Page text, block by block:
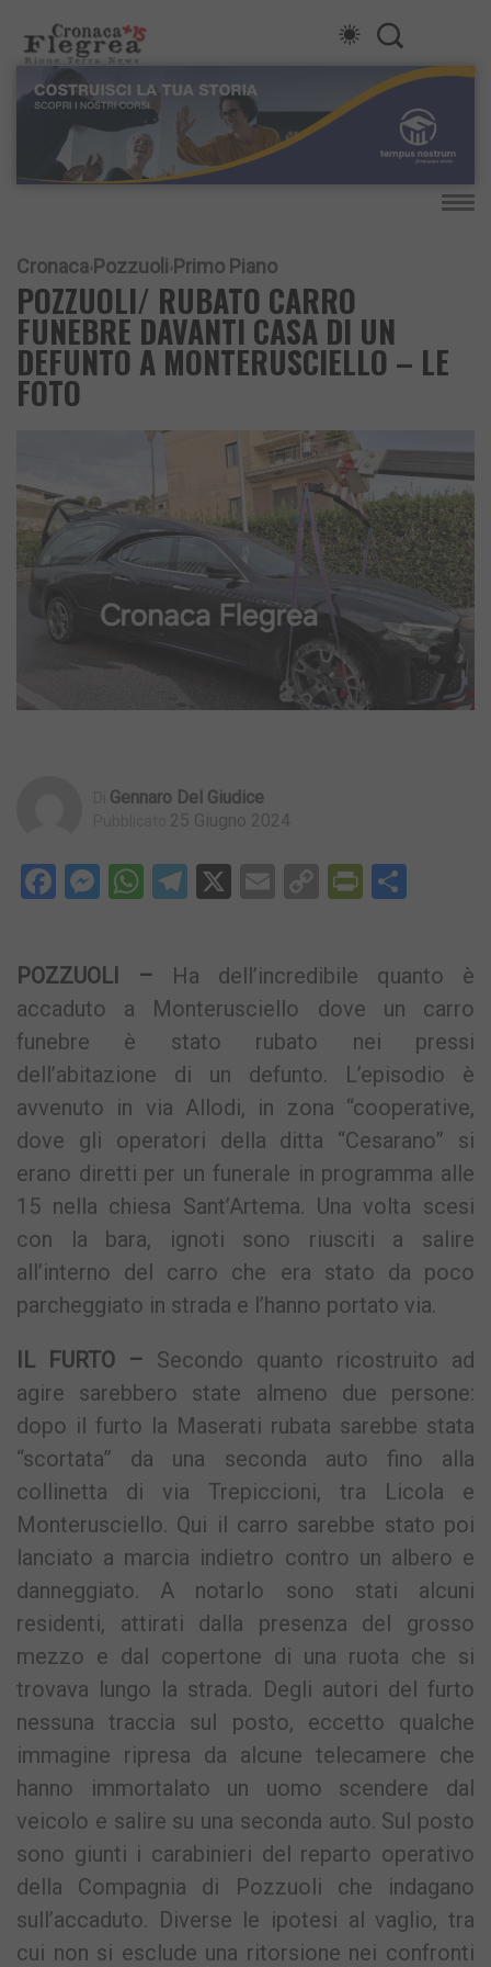
Cronaca Pozzuoli Primo Piano
POZZUOLI/ RUBATO CARRO
FUNEBRE DAVANTI CASA DI UN
DEFUNTO A MONTERUSCIELLO – LE
FOTO
Gennaro Del Giudice
25 Giugno 2024
Facebook
Messenger
WhatsApp
Telegram
X EmailCopy
POZZUOLI – Ha dell’incredibile quanto è
accaduto a Monterusciello dove un carro
funebre è stato rubato nei pressi
dell’abitazione di un defunto. L’episodio è
avvenuto in via Allodi, in zona “cooperative,
dove gli operatori della ditta “Cesarano” si
erano diretti per un funerale in programma alle
15 nella chiesa Sant’Artema. Una volta scesi
con la bara, ignoti sono riusciti a salire
all’interno del carro che era stato da poco
parcheggiato in strada e l’hanno portato via.
IL FURTO – Secondo quanto ricostruito ad
agire sarebbero state almeno due persone:
dopo il furto la Maserati rubata sarebbe stata
“scortata” da una seconda auto fino alla
collinetta di via Trepiccioni, tra Licola e
Monterusciello. Qui il carro sarebbe stato poi
lanciato a marcia indietro contro un albero e
danneggiato. A notarlo sono stati alcuni
residenti, attirati dalla presenza del grosso
mezzo e dal copertone di una ruota che si
trovava lungo la strada. Degli autori del furto
nessuna traccia sul posto, eccetto qualche
immagine ripresa da alcune telecamere che
hanno immortalato un uomo scendere dal
veicolo e salire su una seconda auto. Sul posto
sono giunti i carabinieri del reparto operativo
della Compagnia di Pozzuoli che indagano
sull’accaduto. Diverse le ipotesi al vaglio, tra
cui non si esclude una ritorsione nei confronti